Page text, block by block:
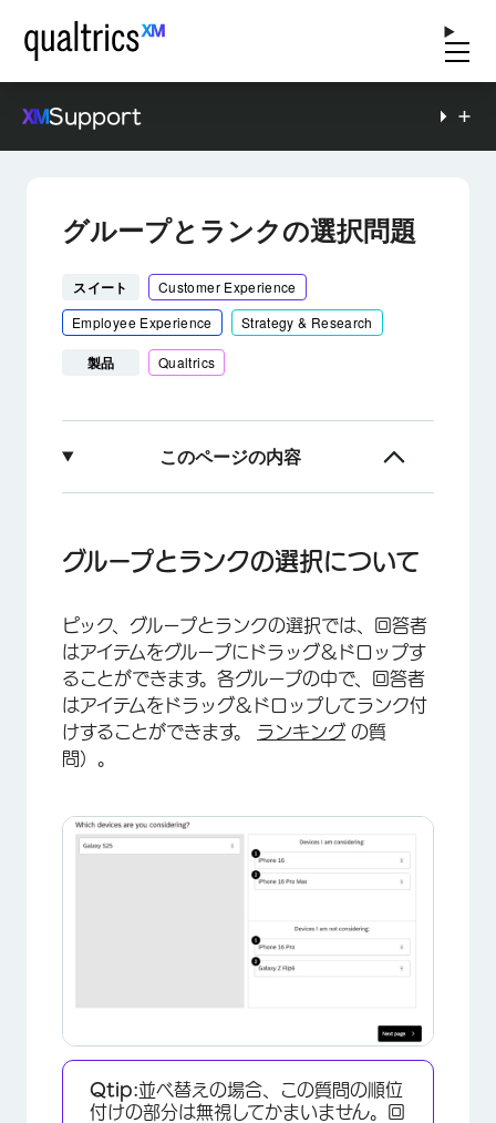
Support
グループとランクの選択問題
スイート
Customer Experience
Employee Experience
Strategy & Research
製品 Qualtrics
このページの内容
バリエーション
FAQs
グループとランクの選択について
ピック、グループとランクの選択では、回答者
はアイテムをグループにドラッグ＆ドロップす
ることができます。各グループの中で、回答者
はアイテムをドラッグ＆ドロップしてランク付
けすることができます。 ランキング の質
問）。
Qtip:並べ替えの場合、この質問の順位
付けの部分は無視してかまいません。回